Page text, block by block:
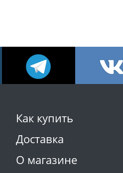
Как купить
Доставка
О магазине